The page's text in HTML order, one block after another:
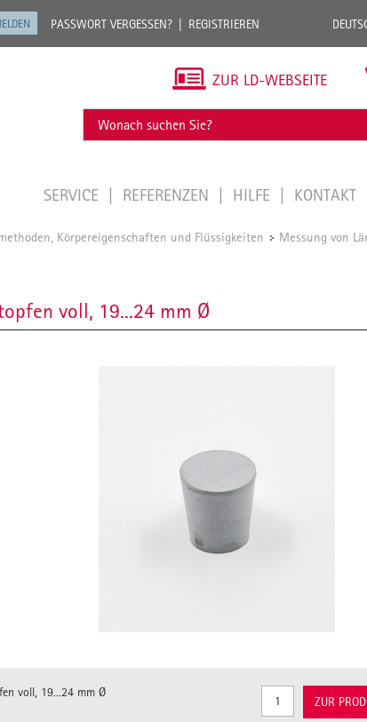
PASSWORT VERGESSEN? REGISTRIEREN
ZUR LD-WEBSEITE
SERVICE REFERENZEN HILFE KONTAKT
Körpereigenschaften und Flüssigkeiten / Messung von
voll, 19...24 mm Ø
voll, 19...24 mm Ø
ZUR